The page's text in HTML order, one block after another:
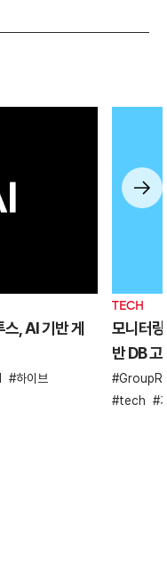
스, AI 기반 게
하이브
TECH
모니터
반 DB
tech